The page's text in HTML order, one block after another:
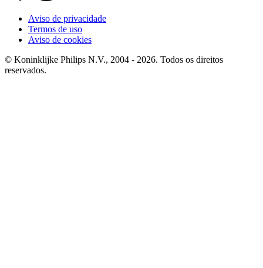
Aviso de privacidade
Termos de uso
Aviso de cookies
© Koninklijke Philips N.V., 2004 - 2026. Todos os direitos
reservados.